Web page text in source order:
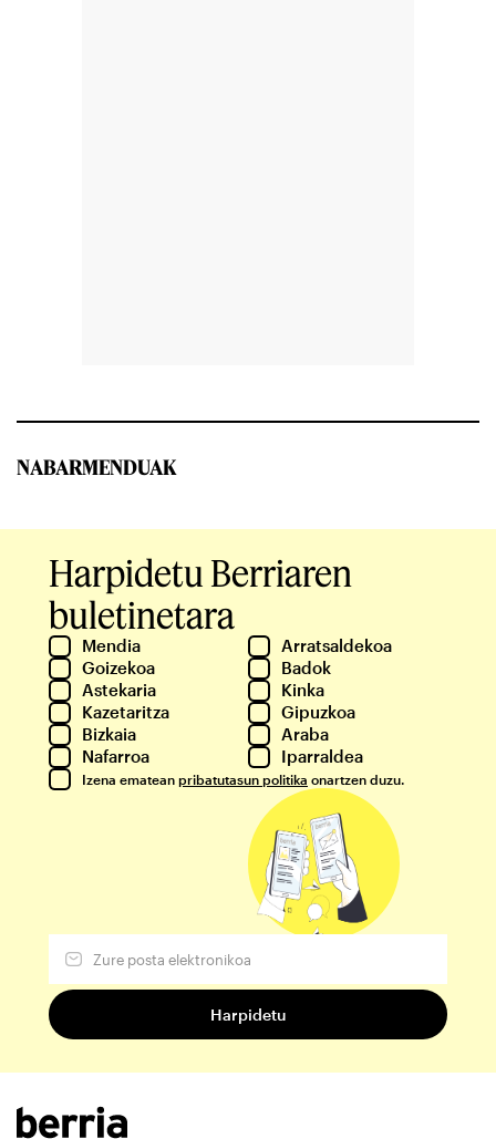
NABARMENDUAK
Harpidetu Berriaren
buletinetara
Mendia
Arratsaldekoa
Goizekoa
Badok
Astekaria
Kinka
Kazetaritza
Gipuzkoa
Bizkaia
Araba
Nafarroa
Iparraldea
Izena ematean pribatutasun politika onartzen duzu.